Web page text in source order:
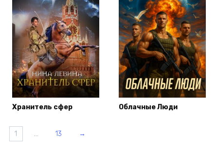
Хранитель сфер Облачные Люди
1 … 13 →